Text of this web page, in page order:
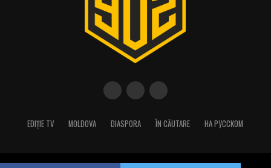
EDIȚIE TV MOLDOVA DIASPORA ÎN CĂUTARE НА РУССКОМ